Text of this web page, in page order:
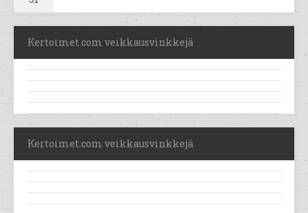
Kertoimet.com veikkausvinkkejä
Kertoimet.com veikkausvinkkejä